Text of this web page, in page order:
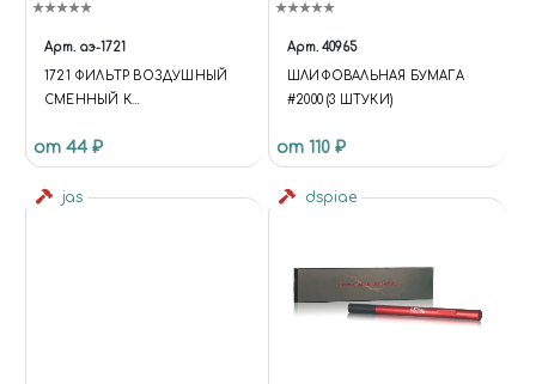
Арт. аэ-1721
1721 ФИЛЬТР ВОЗДУШНЫЙ
СМЕННЫЙ К
от 44 ₽
Арт. 40965
ШЛИФОВАЛЬНАЯ БУМАГА
#2000 (3 ШТУКИ)
от 110 ₽
jas dspiae